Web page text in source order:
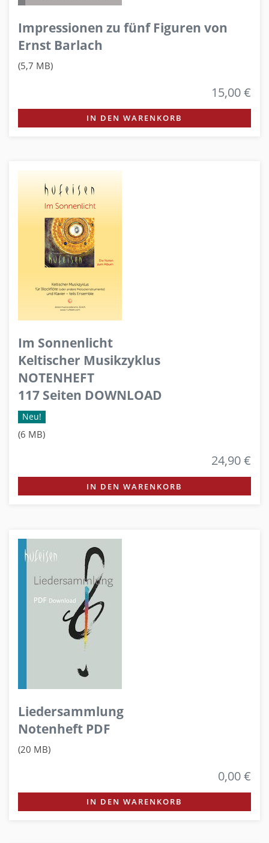
Impressionen zu fünf Figuren von
Ernst Barlach
(5,7 MB)
15,00 €
IN DEN WARENKORB
Im Sonnenlicht
Keltischer Musikzyklus
NOTENHEFT
117 Seiten DOWNLOAD
Neu!
(6 MB)
24,90 €
IN DEN WARENKORB
Liedersammlung
Notenheft PDF
(20 MB)
0,00 €
IN DEN WARENKORB